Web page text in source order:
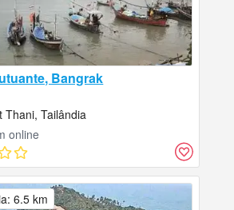
Bangrak
Thani, Tailândia
online
6.5 km